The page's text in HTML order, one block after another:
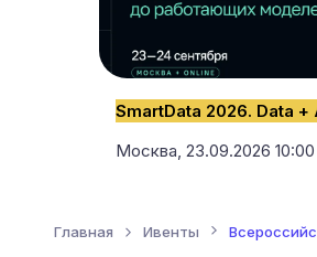
Москва, 23.09.2026
Главная Ивенты